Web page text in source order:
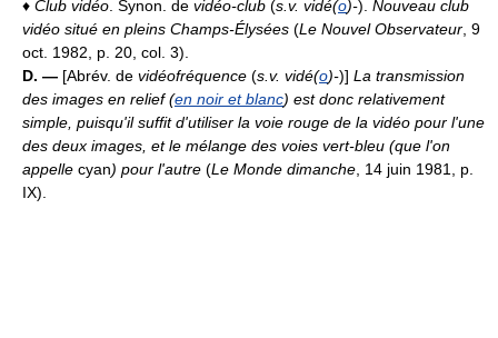
♦ Club vidéo . Synon. de vidéo-club (s.v. vidé(o)-). Nouveau club
vidéo situé en pleins Champs-Élysées (Le Nouvel Observateur , 9
oct. 1982, p. 20, col. 3).
D. — [Abrév. de vidéofréquence (s.v. vidé(o)-)] La transmission
des images en relief (en noir et blanc) est donc relativement
simple, puisqu'il suffit d'utiliser la voie rouge de la vidéo pour l'une
des deux images, et le mélange des voies vert-bleu (que l'on
appelle cyan) pour l'autre (Le Monde dimanche , 14 juin 1981, p.
IX).